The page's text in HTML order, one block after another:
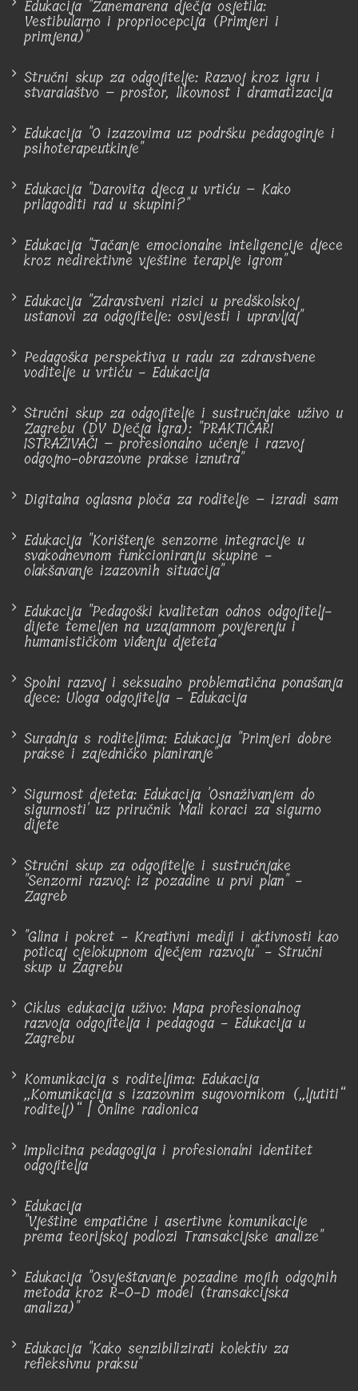
Edukacija "Zanemarena dječja osjetila:
Vestibularno i propriocepcija (Primjeri i
primjena)"
Stručni skup za odgojitelje: Razvoj kroz igru i
stvaralaštvo – prostor, likovnost i dramatizacija
Edukacija "O izazovima uz podršku pedagoginje i
psihoterapeutkinje"
Edukacija "Darovita djeca u vrtiću – Kako
prilagoditi rad u skupini?"
Edukacija "Jačanje emocionalne inteligencije djece
kroz nedirektivne vještine terapije igrom"
Edukacija "Zdravstveni rizici u predškolskoj
ustanovi za odgojitelje: osvijesti i upravljaj"
Pedagoška perspektiva u radu za zdravstvene
voditelje u vrtiću - Edukacija
Stručni skup za odgojitelje i sustručnjake uživo u
Zagrebu (DV Dječja igra): "PRAKTIČARI
ISTRAŽIVAČI – profesionalno učenje i razvoj
odgojno-obrazovne prakse iznutra"
Digitalna oglasna ploča za roditelje – izradi sam
Edukacija "Korištenje senzorne integracije u
svakodnevnom funkcioniranju skupine -
olakšavanje izazovnih situacija"
Edukacija "Pedagoški kvalitetan odnos odgojitelj-
dijete temeljen na uzajamnom povjerenju i
humanističkom viđenju djeteta"
Spolni razvoj i seksualno problematična ponašanja
djece: Uloga odgojitelja - Edukacija
Suradnja s roditeljima: Edukacija "Primjeri dobre
prakse i zajedničko planiranje"
Sigurnost djeteta: Edukacija 'Osnaživanjem do
sigurnosti' uz priručnik 'Mali koraci za sigurno
dijete
Stručni skup za odgojitelje i sustručnjake
"Senzorni razvoj: iz pozadine u prvi plan" -
Zagreb
"Glina i pokret - Kreativni mediji i aktivnosti kao
poticaj cjelokupnom dječjem razvoju" - Stručni
skup u Zagrebu
Ciklus edukacija uživo: Mapa profesionalnog
razvoja odgojitelja i pedagoga - Edukacija u
Zagrebu
Komunikacija s roditeljima: Edukacija
„Komunikacija s izazovnim sugovornikom („ljutiti“
roditelj)“ | Online radionica
Implicitna pedagogija i profesionalni identitet
odgojitelja
Edukacija
"Vještine empatične i asertivne komunikacije
prema teorijskoj podlozi Transakcijske analize"
Edukacija "Osvještavanje pozadine mojih odgojnih
metoda kroz R-O-D model (transakcijska
analiza)"
Edukacija "Kako senzibilizirati kolektiv za
refleksivnu praksu"